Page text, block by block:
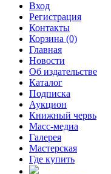
Вход
Регистрация
Контакты
Корзина (0)
Главная
Новости
Об издательстве
Каталог
Подписка
Аукцион
Книжный червь
Масс-медиа
Галерея
Мастерская
Где купить